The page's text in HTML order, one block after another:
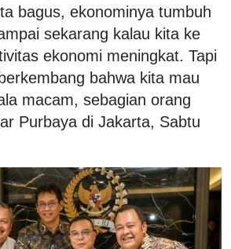
bagus, ekonominya tumbuh
sekarang kalau kita ke
ekonomi meningkat. Tapi
bahwa kita mau
macam, sebagian orang
Purbaya di Jakarta, Sabtu